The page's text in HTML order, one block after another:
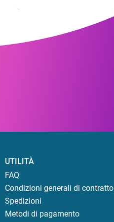
UTILITÀ
FAQ
Condizioni generali di contratto
Spedizioni
Metodi di pagamento